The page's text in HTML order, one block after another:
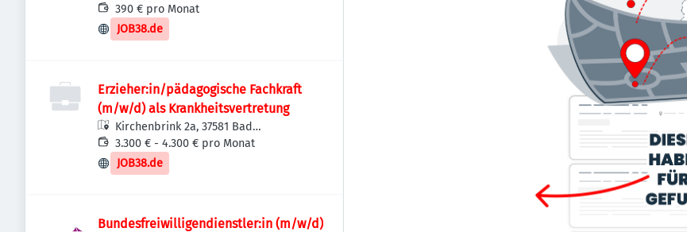
Gandersheim, Deutschland
390 € pro Monat
JOB38.de
Erzieher:in/pädagogische Fachkraft
(m/w/d) als Krankheitsvertretung
Kirchenbrink 2a, 37581 Bad
Gandersheim, Deutschland
3.300 € - 4.300 € pro Monat
JOB38.de
Bundesfreiwilligendienstler:in (m/w/d)